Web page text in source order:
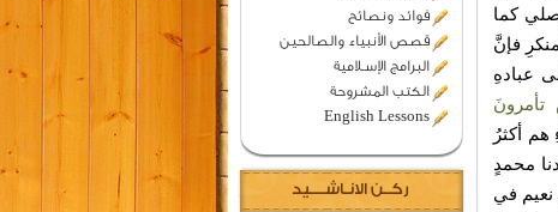
فوائد ونصائح
قصص الأنبياء والصالحين
البرامج الإسـلامية
الكتب المشروحة
English Lessons
ركــن الانـاشــــيد
كما
فإنَّ
عبادهِ
هم أكثرُ
محمدٍ
نعيم في